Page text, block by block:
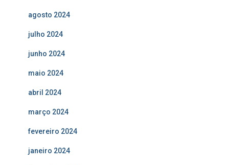
agosto 2024
julho 2024
junho 2024
maio 2024
abril 2024
março 2024
fevereiro 2024
janeiro 2024